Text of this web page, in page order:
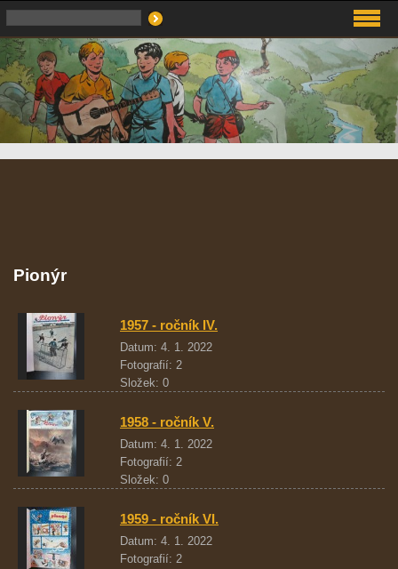
Pionýr
1957 - ročník IV.
Datum: 4. 1. 2022
Fotografií: 2
Složek: 0
1958 - ročník V.
Datum: 4. 1. 2022
Fotografií: 2
Složek: 0
1959 - ročník VI.
Datum: 4. 1. 2022
Fotografií: 2